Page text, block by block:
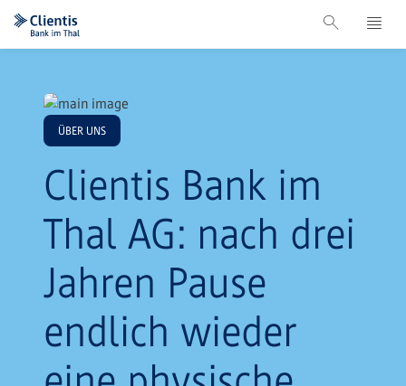
ÜBER UNS
Clientis Bank im
Thal AG: nach drei
Jahren Pause
endlich wieder